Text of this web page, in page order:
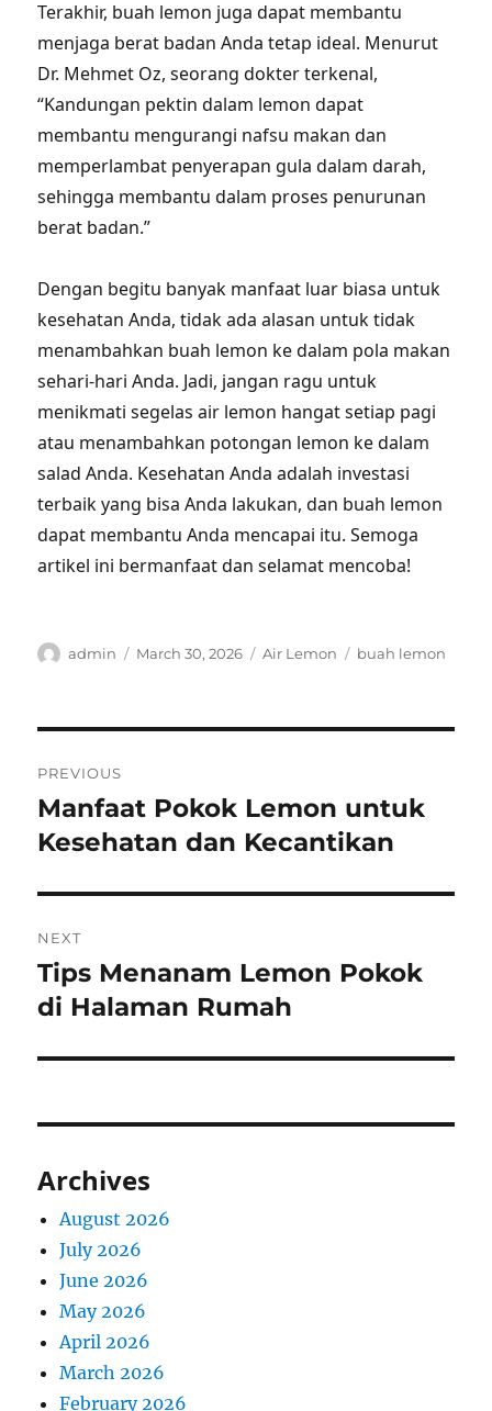
Terakhir, buah lemon juga dapat membantu
menjaga berat badan Anda tetap ideal. Menurut
Dr. Mehmet Oz, seorang dokter terkenal,
“Kandungan pektin dalam lemon dapat
membantu mengurangi nafsu makan dan
memperlambat penyerapan gula dalam darah,
sehingga membantu dalam proses penurunan
berat badan.”
Dengan begitu banyak manfaat luar biasa untuk
kesehatan Anda, tidak ada alasan untuk tidak
menambahkan buah lemon ke dalam pola makan
sehari-hari Anda. Jadi, jangan ragu untuk
menikmati segelas air lemon hangat setiap pagi
atau menambahkan potongan lemon ke dalam
salad Anda. Kesehatan Anda adalah investasi
terbaik yang bisa Anda lakukan, dan buah lemon
dapat membantu Anda mencapai itu. Semoga
artikel ini bermanfaat dan selamat mencoba!
Author
admin
Posted
March 30, 2026 Categories
Air Lemon Tags
buah lemon
navigation
PREVIOUS
Previous
post:
Manfaat Pokok Lemon untuk
Kesehatan dan Kecantikan
NEXT
Next
post:
Tips Menanam Lemon Pokok
di Halaman Rumah
Archives
August 2026
July 2026
June 2026
May 2026
April 2026
March 2026
February 2026